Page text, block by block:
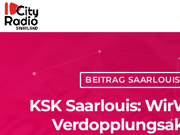
BEITRAG SAARLOUIS
KSK Saarlouis: